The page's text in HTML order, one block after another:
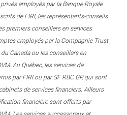
employés par la Banque Royale
de FIRI, les représentants-conseils
premiers conseillers en services
employés par la Compagnie Trust
Canada ou les conseillers en
Au Québec, les services de
par FIRI ou par SF RBC GP, qui sont
de services financiers. Ailleurs
financière sont offerts par